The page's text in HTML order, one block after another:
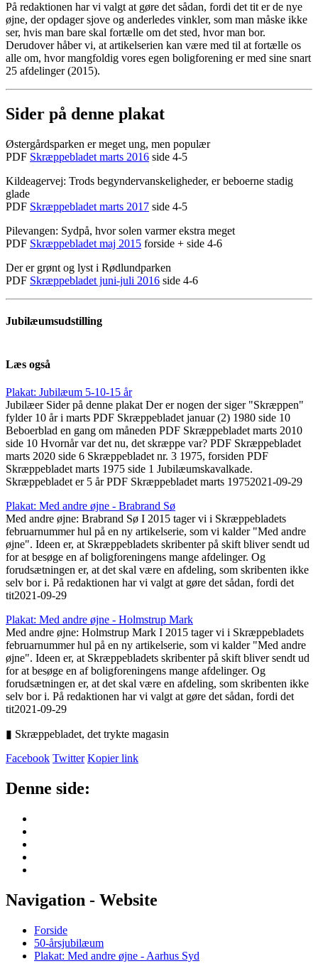
På redaktionen har vi valgt at gøre det sådan, fordi det tit er de nye
øjne, der opdager sjove og anderledes vinkler, som man måske ikke
ser, hvis man bare skal fortælle om det sted, hvor man bor.
Derudover håber vi, at artikelserien kan være med til at fortælle os
alle om, hvor mangfoldig vores egen boligforening er med sine snart
25 afdelinger (2015).
Sider på denne plakat
Østergårdsparken er meget ung, men populær
PDF Skræppebladet marts 2016 side 4-5
Kildeagervej: Trods begyndervanskeligheder, er beboerne stadig
glade
PDF Skræppebladet marts 2017 side 4-5
Pilevangen: Sydpå, hvor solen varmer ekstra meget
PDF Skræppebladet maj 2015 forside + side 4-6
Der er grønt og lyst i Rødlundparken
PDF Skræppebladet juni-juli 2016 side 4-6
Jubilæumsudstilling
Læs også
Plakat: Jubilæum 5-10-15 år
Jubilæer Sider på denne plakat Der er nogen der siger "Skræppen"
fylder 10 år i marts PDF Skræppebladet januar (2) 1980 side 10
Beboerblad en gang om måneden PDF Skræppebladet marts 2010
side 10 Hvornår var det nu, det skræppe var? PDF Skræppebladet
marts 2020 side 6 Skræppebladet nr. 3 1975, forsiden PDF
Skræppebladet marts 1975 side 1 Jubilæumskavalkade.
Skræppebladet er 5 år PDF Skræppebladet marts 19752021-09-29
Plakat: Med andre øjne - Brabrand Sø
Med andre øjne: Brabrand Sø I 2015 tager vi i Skræppebladets
februarnummer hul på en ny artikelserie, som vi kalder "Med andre
øjne". Ideen er, at Skræppebladets skribenter på skift bliver sendt ud
for at besøge en af boligforeningens mange afdelinger. Og
forudsætningen er, at det skal være en afdeling, som skribenten ikke
selv bor i. På redaktionen har vi valgt at gøre det sådan, fordi det
tit2021-09-29
Plakat: Med andre øjne - Holmstrup Mark
Med andre øjne: Holmstrup Mark I 2015 tager vi i Skræppebladets
februarnummer hul på en ny artikelserie, som vi kalder "Med andre
øjne". Ideen er, at Skræppebladets skribenter på skift bliver sendt ud
for at besøge en af boligforeningens mange afdelinger. Og
forudsætningen er, at det skal være en afdeling, som skribenten ikke
selv bor i. På redaktionen har vi valgt at gøre det sådan, fordi det
tit2021-09-29
▮ Skræppebladet, det trykte magasin
Facebook Twitter Kopier link
Denne side:
Navigation - Website
Forside
50-årsjubilæum
Plakat: Med andre øjne - Aarhus Syd